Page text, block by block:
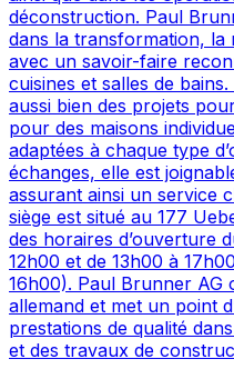
déconstruction. Paul
dans la transformation, la
avec un savoir-faire
cuisines et salles de
aussi bien des projets
pour des maisons
adaptées à chaque type
échanges, elle est
assurant ainsi un service
siège est situé au 177
des horaires d’ouverture
12h00 et de 13h00 à
16h00). Paul Brunner AG
allemand et met un point
prestations de qualité
et des travaux de